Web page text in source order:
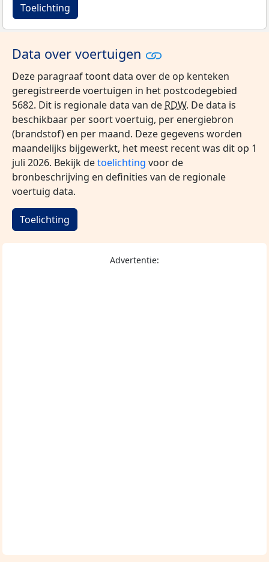
Toelichting
Data over voertuigen
Deze paragraaf toont data over de op kenteken
geregistreerde voertuigen in het postcodegebied
5682. Dit is regionale data van de RDW. De data is
beschikbaar per soort voertuig, per energiebron
(brandstof) en per maand. Deze gegevens worden
maandelijks bijgewerkt, het meest recent was dit op 1
juli 2026. Bekijk detoelichting voor de
bronbeschrijving en definities van de regionale
voertuig data.
Toelichting
Advertentie: